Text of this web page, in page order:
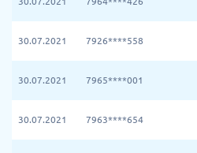
30.07.2021 7926****558
30.07.2021 7965****001
30.07.2021 7963****654